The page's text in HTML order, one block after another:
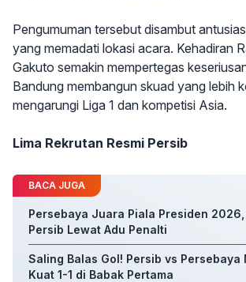
Pengumuman tersebut disambut
yang memadati lokasi acara. Kehadiran
Gakuto semakin mempertegas
Bandung membangun skuad yang lebih
mengarungi Liga 1 dan kompetisi Asia.
Lima Rekrutan Resmi Persib
BACA JUGA
Persebaya Juara Piala Presiden
Persib Lewat Adu Penalti
Saling Balas Gol! Persib vs Persebaya
Kuat 1-1 di Babak Pertama